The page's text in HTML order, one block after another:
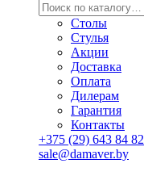
Столы
Стулья
Акции
Доставка
Оплата
Дилерам
Гарантия
Контакты
+375 (29) 643 84 82
sale@damaver.by